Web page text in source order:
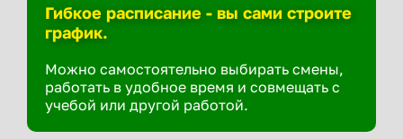
Гибкое расписание - вы сами строите
график.
Можно самостоятельно выбирать смены,
работать в удобное время и совмещать с
учебой или другой работой.